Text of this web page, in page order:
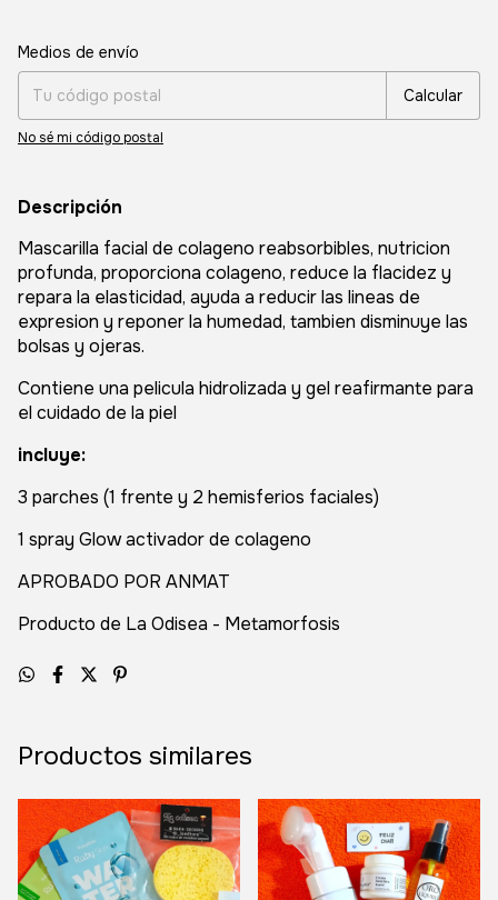
Entregas para el CP:
Medios de envío
Calcular
No sé mi código postal
Descripción
Mascarilla facial de colageno reabsorbibles, nutricion
profunda, proporciona colageno, reduce la flacidez y
repara la elasticidad, ayuda a reducir las lineas de
expresion y reponer la humedad, tambien disminuye las
bolsas y ojeras.
Contiene una pelicula hidrolizada y gel reafirmante para
el cuidado de la piel
incluye:
3 parches (1 frente y 2 hemisferios faciales)
1 spray Glow activador de colageno
APROBADO POR ANMAT
Producto de La Odisea - Metamorfosis
Productos similares